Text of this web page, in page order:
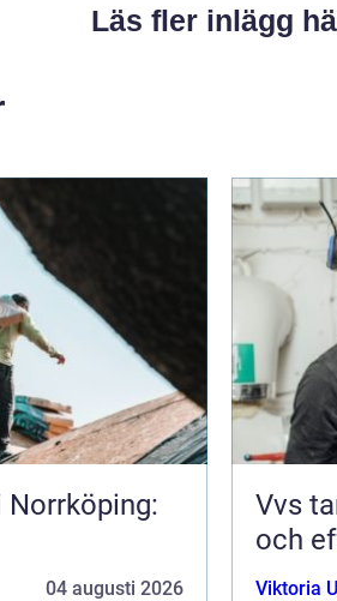
Läs fler inlägg
Norrköping:
04 augusti 2026
Vvs
och
Viktoria